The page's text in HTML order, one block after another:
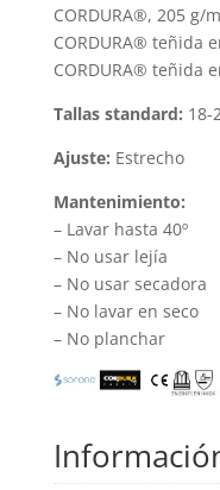
CORDURA®, 205 g/
CORDURA® teñida
CORDURA® teñida
Tallas standard: 18-
Ajuste: Estrecho
Mantenimiento:
– Lavar hasta 40º
– No usar lejía
– No usar secadora
– No lavar en seco
– No planchar